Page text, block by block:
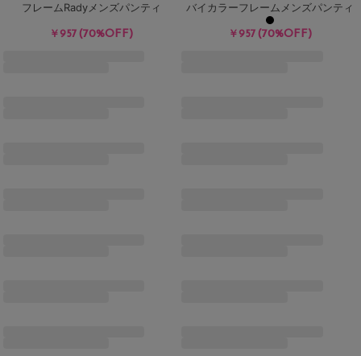
フレームRadyメンズパンティ
￥957(70%OFF)
バイカラーフレームメンズパンティ
￥957(70%OFF)